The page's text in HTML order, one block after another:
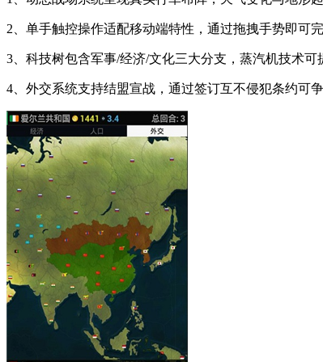
2、单手触控操作适配移动端特性，通过拖拽手势即可
3、科技树包含军事/经济/文化三大分支，蒸汽机技术
4、外交系统支持结盟宣战，通过签订互不侵犯条约可